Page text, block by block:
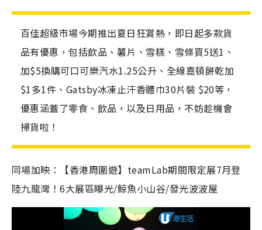
百佳超級市場今期推出夏日狂賞熱，即日起多款貨
品有優惠，包括飲品、薯片、雪糕、雪條買5送1、
加$5換購可口可樂汽水1.25公升、全線嘉頓餅乾加
$1多1件、Gatsby冰凍止汗香體巾30片裝 $20等，
優惠涵蓋了零食、飲品，以及日用品，不妨趁機會
掃貨啦！
同場加映：【香港周圍遊】teamLab期間限定展7月登
陸九龍灣！6大展區曝光/鯨魚小山谷/發光波波屋